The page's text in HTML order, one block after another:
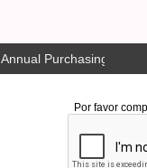
Annual Purchasing Plan
Por favor